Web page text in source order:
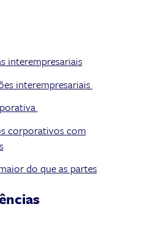
interempresariais
interempresariais
corporativos com
do que as partes